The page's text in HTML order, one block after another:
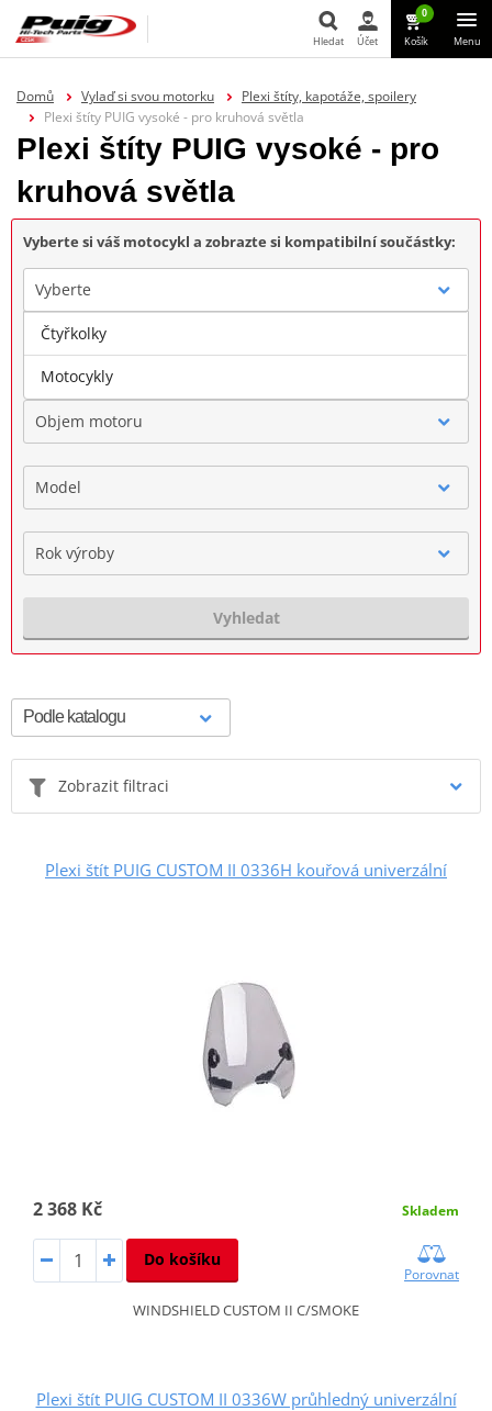
Hledat
Hledat Účet
0
Košík Menu
Domů Vylaď si svou motorku
Plexi štíty, kapotáže, spoilery
Plexi štíty PUIG vysoké - pro kruhová světla
Plexi štíty PUIG vysoké - pro
kruhová světla
Vyberte si váš motocykl a zobrazte si kompatibilní součástky:
Vyberte
Značka
Objem motoru
Model
Rok výroby
Vyhledat
Zobrazit filtraci
Plexi štít PUIG CUSTOM II 0336H kouřová univerzální
2 368 Kč Skladem
Do košíku
Porovnat
WINDSHIELD CUSTOM II C/SMOKE
Plexi štít PUIG CUSTOM II 0336W průhledný univerzální
Čtyřkolky
Motocykly